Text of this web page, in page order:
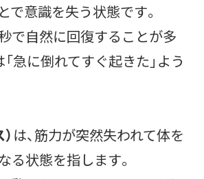
で意識を失う状態です。
で自然に回復することが多
「急に倒れてすぐ起きた」よう
は、筋力が突然失われて体を
る状態を指します。